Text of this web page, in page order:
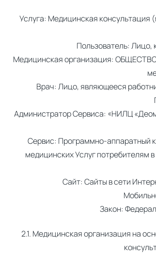
Услуга: Медицинская консультация
Пользователь: Лицо,
Медицинская организация:
Врач: Лицо, являющееся
Администратор Сервиса: «НИЛЦ
Сервис: Программно-аппаратный
медицинских Услуг потребителям
Сайт: Сайты в сети
Закон:
2.1. Медицинская организация на